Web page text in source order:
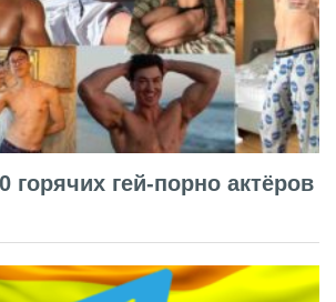
горячих гей-порно актёров